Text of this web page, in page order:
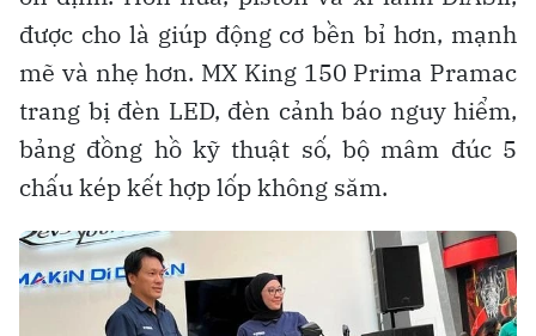
được cho là giúp động cơ bền bỉ hơn, mạnh
mẽ và nhẹ hơn. MX King 150 Prima Pramac
trang bị đèn LED, đèn cảnh báo nguy hiểm,
bảng đồng hồ kỹ thuật số, bộ mâm đúc 5
chấu kép kết hợp lốp không săm.